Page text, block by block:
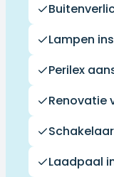
Lampen
Perilex
Renovatie
Laadpaal